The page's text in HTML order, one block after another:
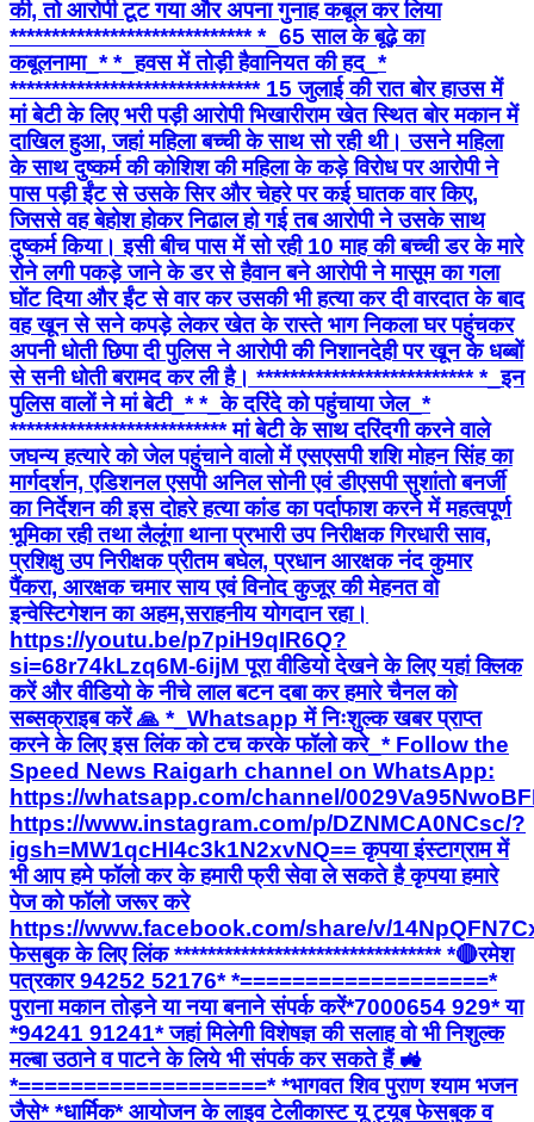
की, तो आरोपी टूट गया और अपना गुनाह कबूल कर लिया
***************************** *_65 साल के बूढ़े का
कबूलनामा_* *_हवस में तोड़ी हैवानियत की हद_*
****************************** 15 जुलाई की रात बोर हाउस में
मां बेटी के लिए भरी पड़ी आरोपी भिखारीराम खेत स्थित बोर मकान में
दाखिल हुआ, जहां महिला बच्ची के साथ सो रही थी। उसने महिला
के साथ दुष्कर्म की कोशिश की महिला के कड़े विरोध पर आरोपी ने
पास पड़ी ईंट से उसके सिर और चेहरे पर कई घातक वार किए,
जिससे वह बेहोश होकर निढाल हो गई तब आरोपी ने उसके साथ
दुष्कर्म किया। इसी बीच पास में सो रही 10 माह की बच्ची डर के मारे
रोने लगी पकड़े जाने के डर से हैवान बने आरोपी ने मासूम का गला
घोंट दिया और ईंट से वार कर उसकी भी हत्या कर दी वारदात के बाद
वह खून से सने कपड़े लेकर खेत के रास्ते भाग निकला घर पहुंचकर
अपनी धोती छिपा दी पुलिस ने आरोपी की निशानदेही पर खून के धब्बों
से सनी धोती बरामद कर ली है। ************************** *_​इन
पुलिस वालों ने मां बेटी_* *_के दरिंदे को पहुंचाया जेल_*
************************** मां बेटी के साथ दरिंदगी करने वाले
जघन्य हत्यारे को जेल पहुंचाने वालो में ​एसएसपी शशि मोहन सिंह का
मार्गदर्शन, एडिशनल एसपी अनिल सोनी एवं डीएसपी सुशांतो बनर्जी
का निर्देशन की इस दोहरे हत्या कांड का पर्दाफाश करने में महत्वपूर्ण
भूमिका रही तथा लैलूंगा थाना प्रभारी उप निरीक्षक गिरधारी साव,
प्रशिक्षु उप निरीक्षक प्रीतम बघेल, प्रधान आरक्षक नंद कुमार
पैंकरा, आरक्षक चमार साय एवं विनोद कुजूर की मेहनत वो
इन्वेस्टिगेशन का अहम,सराहनीय योगदान रहा।
https://youtu.be/p7piH9qIR6Q?
si=68r74kLzq6M-6ijM पूरा वीडियो देखने के लिए यहां क्लिक
करें और वीडियो के नीचे लाल बटन दबा कर हमारे चैनल को
सब्सक्राइब करें 🙏 *_Whatsapp में निःशुल्क खबर प्राप्त
करने के लिए इस लिंक को टच करके फॉलो करे_* Follow the
Speed News Raigarh channel on WhatsApp:
https://whatsapp.com/channel/
https://www.instagram.com/p/DZNMCA0NCsc/?
igsh=MW1qcHI4c3k1N2xvNQ== कृपया इंस्टाग्राम में
भी आप हमे फॉलो कर के हमारी फ्री सेवा ले सकते है कृपया हमारे
पेज को फॉलो जरूर करे
https://www.facebook.com/share/v/
फेसबुक के लिए लिंक ******************************** *🔴रमेश
पत्रकार 94252 52176* *===================*
पुराना मकान तोड़ने या नया बनाने संपर्क करें*7000654 929* या
*94241 91241* जहां मिलेगी विशेषज्ञ की सलाह वो भी निशुल्क
मल्बा उठाने व पाटने के लिये भी संपर्क कर सकते हैं 🚜
*===================* *भागवत शिव पुराण श्याम भजन
जैसे* *धार्मिक* आयोजन के लाइव टेलीकास्ट यू ट्यूब फेसबुक व